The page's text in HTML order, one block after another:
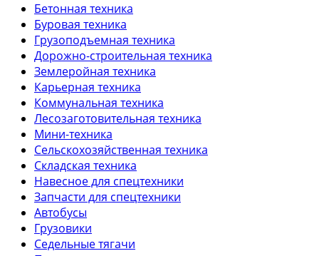
Бетонная техника
Буровая техника
Грузоподъемная техника
Дорожно-строительная техника
Землеройная техника
Карьерная техника
Коммунальная техника
Лесозаготовительная техника
Мини-техника
Сельскохозяйственная техника
Складская техника
Навесное для спецтехники
Запчасти для спецтехники
Автобусы
Грузовики
Седельные тягачи